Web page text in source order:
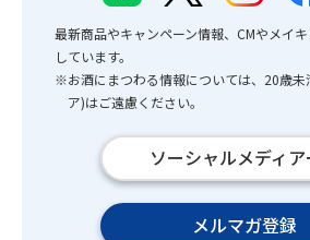
最新商品やキャンペーン情報、CMやメイ
しています。
※お酒にまつわる情報については、20歳未
ア)はご遠慮ください。
ソーシャルメディ
メルマガ登録